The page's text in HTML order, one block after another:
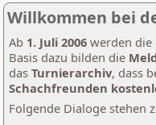
Willkommen bei
Ab 1. Juli 2006 werden die
Basis dazu bilden die
das Turnierarchiv, dass
Schachfreunden
Folgende Dialoge stehen